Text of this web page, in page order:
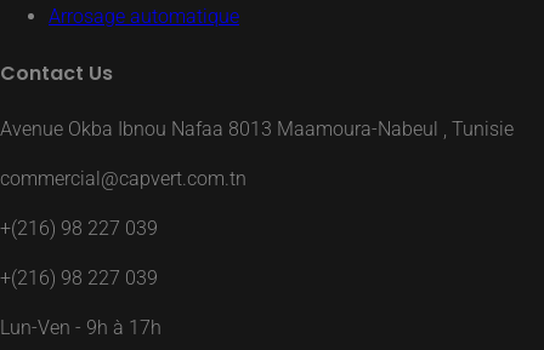
Arrosage automatique
Contact Us
Avenue Okba Ibnou Nafaa 8013 Maamoura-Nabeul , Tunisie
commercial@capvert.com.tn
+(216) 98 227 039
+(216) 98 227 039
Lun-Ven - 9h à 17h